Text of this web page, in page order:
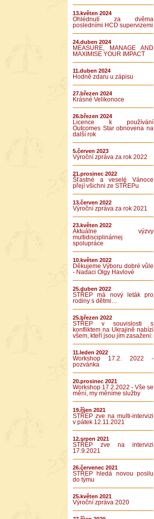
13.květen 2024
Ohlédnutí za dvěma
posledními HCD supervizemi
24.duben 2024
MEASURE, MANAGE AND
MAXIMISE YOUR IMPACT
11.duben 2024
Hodně zdaru u zápisu
27.březen 2024
Krásné Velikonoce
26.březen 2024
Licence k používání
Outcomes Star obnovena na
další rok
5.červen 2023
Výroční zpráva za rok 2022
21.prosinec 2022
Šťastné a veselé Vánoce
přejí všichni ze STŘEPu
13.červen 2022
Výroční zpráva za rok 2021
23.květen 2022
Aktuálne výzvy
multidisciplinárnej
spolupráce
10.květen 2022
Děkujeme Výboru dobré vůle
- Nadaci Olgy Havlové
25.duben 2022
STŘEP má nový leták pro
rodiny s dětmi…
25.březen 2022
STŘEP v souvislosti s
konfliktem na Ukrajině nabízí
všem, kteří jsou jím zasaženi:
11.leden 2022
Workshop 17.2. 2022 -
pozvánka
20.prosinec 2021
Workshop 17.2.2022 - Vše se
mění, my měníme služby
19.říjen 2021
STŘEP zve na multi-intervizi
v pátek 12.11.2021
12.srpen 2021
STŘEP zve na intervizi
17.9.2021
26.červenec 2021
STŘEP hledá novou posilu
do týmu
25.květen 2021
Výroční zpráva 2020